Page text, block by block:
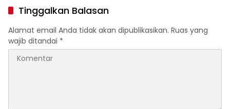
Penggunaan Material
Ilegal Proyek Tol Kediri
Oleh PT. HASTARI JAYA
SENTOSA
Tinggalkan Balasan
Alamat email Anda tidak akan dipublikasikan. Ruas yang
wajib ditandai *